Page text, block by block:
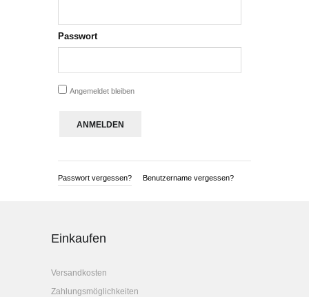
Passwort
Angemeldet bleiben
Passwort vergessen? Benutzername vergessen?
Einkaufen
Versandkosten
Zahlungsmöglichkeiten